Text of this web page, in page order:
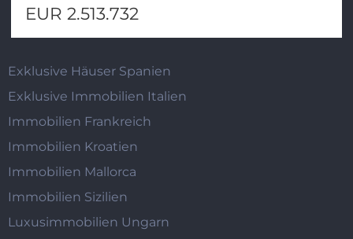
EUR 2.513.732
Exklusive Häuser Spanien
Exklusive Immobilien Italien
Immobilien Frankreich
Immobilien Kroatien
Immobilien Mallorca
Immobilien Sizilien
Luxusimmobilien Ungarn